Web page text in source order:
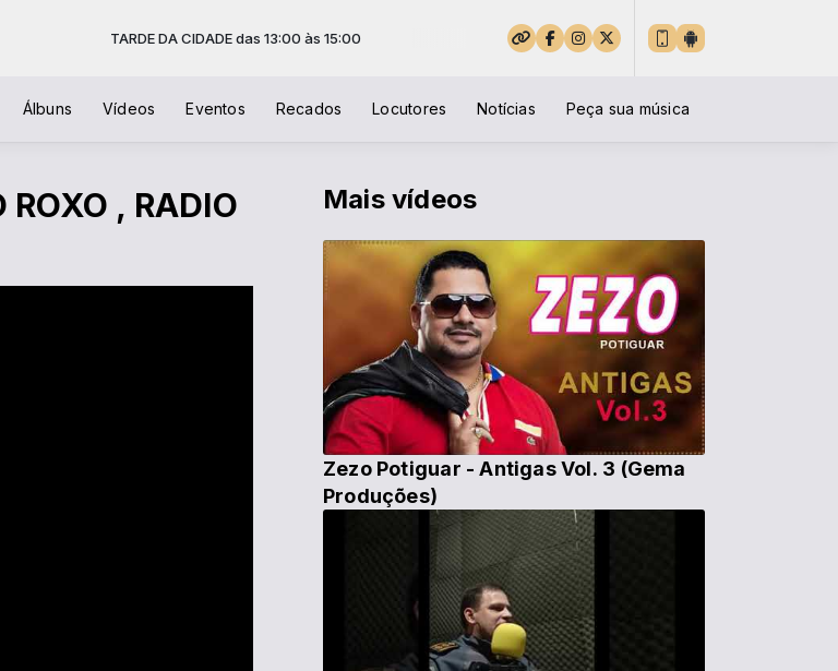
TARDE DA CIDADE das 13:00 às 15:00
Álbuns Vídeos Eventos Recados Locutores Notícias Peça sua música
, RADIO
Mais vídeos
Zezo Potiguar - Antigas Vol. 3 (Gema
Produções)